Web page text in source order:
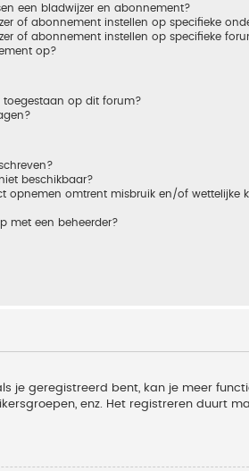
een bladwijzer en abonnement?
of abonnement instellen op specifieke
of abonnement instellen op specifieke
op?
toegestaan op dit forum?
beschikbaar?
opnemen omtrent misbruik en/of wettelijke
met een beheerder?
je geregistreerd bent, kan je meer
enz. Het registreren duurt